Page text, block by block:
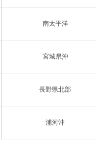
南太平洋
宮城県沖
長野県北部
浦河沖